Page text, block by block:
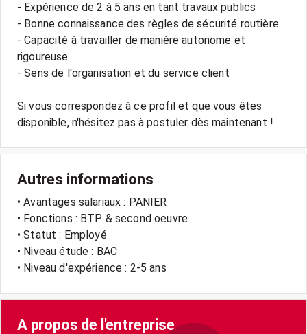
- Expérience de 2 à 5 ans en tant travaux publics
- Bonne connaissance des règles de sécurité routière
- Capacité à travailler de manière autonome et
rigoureuse
- Sens de l'organisation et du service client
Si vous correspondez à ce profil et que vous êtes
Autres informations
• Avantages salariaux : PANIER
• Fonctions : BTP & second oeuvre
• Statut : Employé
• Niveau étude : BAC
• Niveau d'expérience : 2-5 ans
A propos de l'entreprise